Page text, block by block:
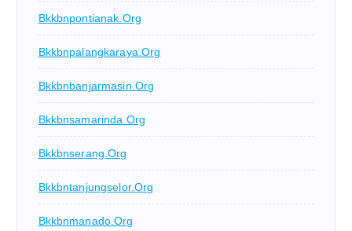
Bkkbnpontianak.org
Bkkbnpalangkaraya.org
Bkkbnbanjarmasin.org
Bkkbnsamarinda.org
Bkkbnserang.org
Bkkbntanjungselor.org
Bkkbnmanado.org